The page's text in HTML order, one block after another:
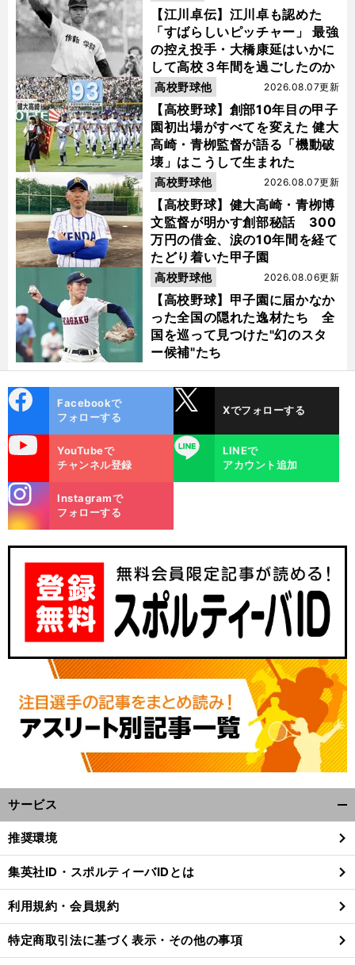
【江川卓伝】江川卓も認めた
「すばらしいピッチャー」 最強
の控え投手・大橋康延はいかに
して高校３年間を過ごしたのか
【高校野球】創部10年目の甲子
園初出場がすべてを変えた 健大
高崎・青栁監督が語る「機動破
壊」はこうして生まれた
2026.08.07更新
高校野球他
【高校野球】健大高崎・青栁博
文監督が明かす創部秘話 300
万円の借金、涙の10年間を経て
たどり着いた甲子園
2026.08.07更新
高校野球他
【高校野球】甲子園に届かなか
った全国の隠れた逸材たち 全
国を巡って見つけた"幻のスタ
ー候補"たち
2026.08.06更新
高校野球他
ok
Facebookで
フォローする
Xでフォローする
YouTubeで
チャンネル登録
LINE
LINEで
アカウント追加
m
Instagramで
フォローする
サービス
閉
る
推奨環境
集英社ID・スポルティーバIDとは
利用規約・会員規約
特定商取引法に基づく表示・その他の事項